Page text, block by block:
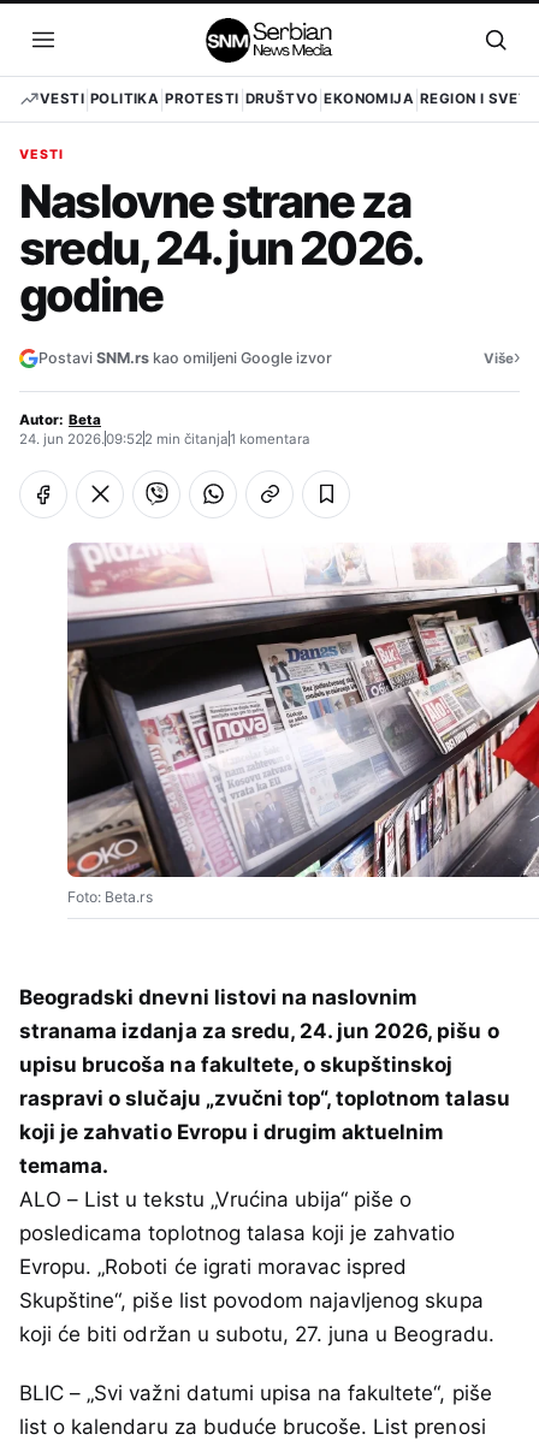
sadržaj
Otvori
meni
VESTI POLITIKA PROTESTI DRUŠTVO EKONOMIJA REGION I SVET
VESTI
Naslovne strane za
sredu, 24. jun 2026.
godine
Postavi SNM.rs kao omiljeni Google izvor Više›
Autor: Beta
24. jun 2026.09:52 2 min čitanja1 komentara
Foto: Beta.rs
Beogradski dnevni listovi na naslovnim
stranama izdanja za sredu, 24. jun 2026, pišu o
upisu brucoša na fakultete, o skupštinskoj
raspravi o slučaju „zvučni top“, toplotnom talasu
koji je zahvatio Evropu i drugim aktuelnim
temama.
ALO – List u tekstu „Vrućina ubija“ piše o
posledicama toplotnog talasa koji je zahvatio
Evropu. „Roboti će igrati moravac ispred
Skupštine“, piše list povodom najavljenog skupa
koji će biti održan u subotu, 27. juna u Beogradu.
BLIC – „Svi važni datumi upisa na fakultete“, piše
list o kalendaru za buduće brucoše. List prenosi